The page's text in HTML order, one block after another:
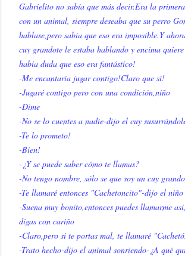
Gabrielito no sabía que más decir.Era la
con un animal, siempre deseaba que su perro
hablase,pero sabía que eso era imposible.Y
cuy grandote le estaba hablando y encima
habia duda que eso era fantástico!
-Me encantaría jugar contigo!Claro que sí!
-Jugaré contigo pero con una condición,niño
-Dime
-No se lo cuentes a nadie-dijo el cuy
-Te lo prometo!
-Bien!
-¿Y se puede saber cómo te llamas?
-No tengo nombre, sólo se que soy un cuy
-Te llamaré entonces "Cachetoncito"-dijo el niño
-Suena muy bonito,entonces puedes llamarme
digas con cariño
-Claro,pero si te portas mal, te llamaré
-Trato hecho-dijo el animal sonriendo-¿A qué